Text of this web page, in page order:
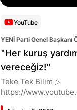
YouTube
YENİ Parti Genel Başkanı
Altaylı
"Her kuruş
vereceğiz!"
Teke Tek Bilim ▷
https://